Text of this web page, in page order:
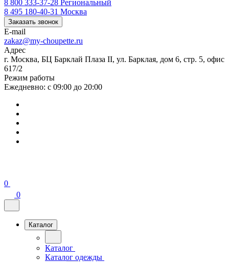
8 800 333-37-28 Региональный
8 495 180-40-31 Москва
Заказать звонок
E-mail
zakaz@my-choupette.ru
Адрес
г. Москва, БЦ Барклай Плаза II, ул. Барклая, дом 6, стр. 5, офис
617/2
Режим работы
Ежедневно: с 09:00 до 20:00
0
0
Каталог
Каталог
Каталог одежды